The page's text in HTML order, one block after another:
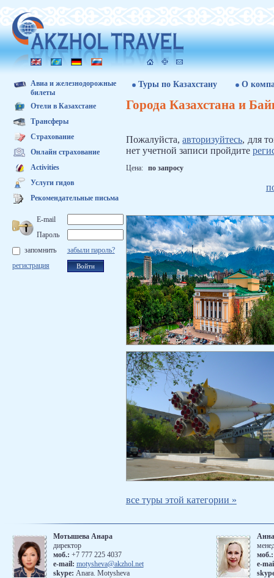
Туры по Казахстану О
Авиа и железнодорожные
билеты
Отели в Казахстане
Трансферы
Страхование
Онлайн страхование
Activities
Услуги гидов
Рекомендательные письма
E-mail
Пароль
забыли пароль?
запомнить
регистрация
Города Казахстана и
Пожалуйста,авторизуйтесь, для
нет учетной записи пройдите
Цена: по запросу
все туры этой категории »
Мотышева Анара
директор
моб.: +7 777 225 4037
е-mail: motysheva@akzhol.net
skype: Anara. Motysheva
е-